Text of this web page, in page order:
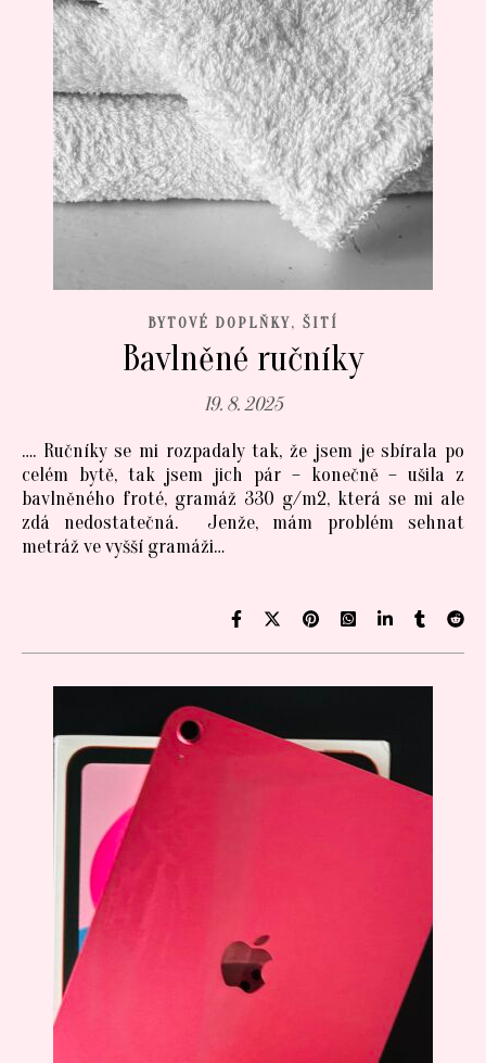
BYTOVÉ DOPLŇKY, ŠITÍ
Bavlněné ručníky
19. 8. 2025
…. Ručníky se mi rozpadaly tak, že jsem je sbírala po
celém bytě, tak jsem jich pár – konečně – ušila z
bavlněného froté, gramáž 330 g/m2, která se mi ale
zdá nedostatečná. Jenže, mám problém sehnat
metráž ve vyšší gramáži…